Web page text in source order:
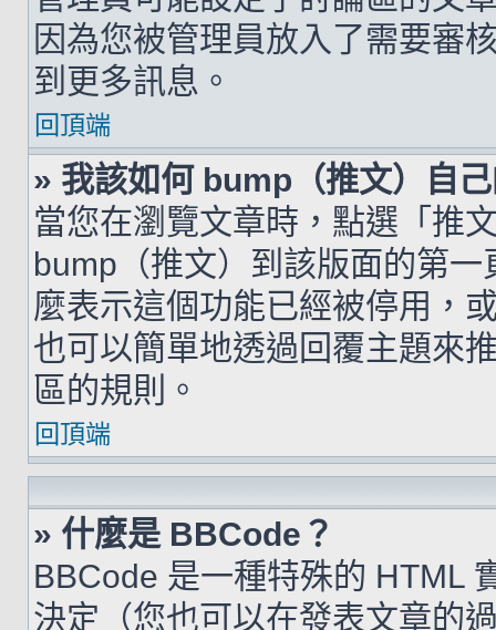
因為您被管理員放入了需要審
到更多訊息。
回頂端
» 我該如何 bump（推文）自
當您在瀏覽文章時，點選「推
bump（推文）到該版面的第
麼表示這個功能已經被停用，
也可以簡單地透過回覆主題來
區的規則。
回頂端
» 什麼是 BBCode？
BBCode 是一種特殊的 HTML
決定（您也可以在發表文章的